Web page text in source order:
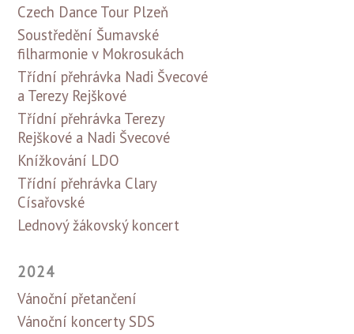
Czech Dance Tour Plzeň
Soustředění Šumavské
filharmonie v Mokrosukách
Třídní přehrávka Nadi Švecové
a Terezy Rejškové
Třídní přehrávka Terezy
Rejškové a Nadi Švecové
Knížkování LDO
Třídní přehrávka Clary
Císařovské
Lednový žákovský koncert
2024
Vánoční přetančení
Vánoční koncerty SDS